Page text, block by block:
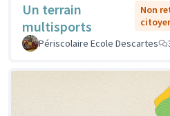
Un terrain
multisports
Non
Périscolaire Ecole Descartes